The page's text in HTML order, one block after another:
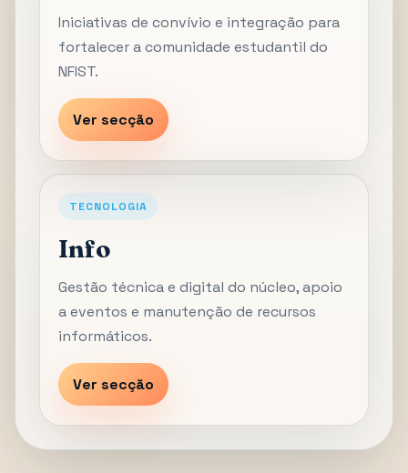
Iniciativas de convívio e integração para
fortalecer a comunidade estudantil do
NFIST.
Ver secção
TECNOLOGIA
Info
Gestão técnica e digital do núcleo, apoio
a eventos e manutenção de recursos
informáticos.
Ver secção